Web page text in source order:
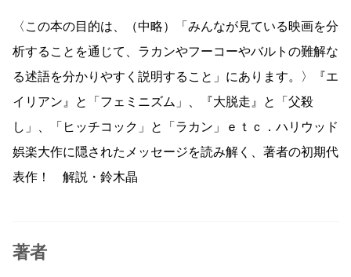
〈この本の目的は、（中略）「みんなが見ている映画を分
析することを通じて、ラカンやフーコーやバルトの難解な
る述語を分かりやすく説明すること」にあります。〉『エ
イリアン』と「フェミニズム」、『大脱走』と「父殺
し」、「ヒッチコック」と「ラカン」ｅｔｃ．ハリウッド
娯楽大作に隠されたメッセージを読み解く、著者の初期代
表作！ 解説・鈴木晶
著者